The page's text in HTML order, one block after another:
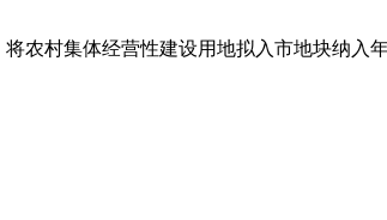
村集体经营性建设用地拟入市地块纳入